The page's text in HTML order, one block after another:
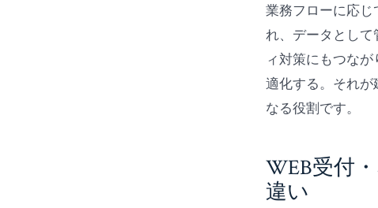
業務フローに応
れ、データとし
ィ対策にもつな
適化する。それ
なる役割です。
WEB受付
違い